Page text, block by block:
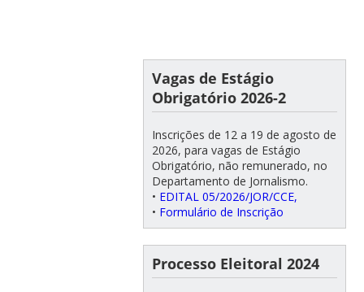
Vagas de Estágio
Obrigatório 2026-2
Inscrições de 12 a 19 de agosto de
2026, para vagas de Estágio
Obrigatório, não remunerado, no
Departamento de Jornalismo.
• EDITAL 05/2026/JOR/CCE,
• Formulário de Inscrição
Processo Eleitoral 2024